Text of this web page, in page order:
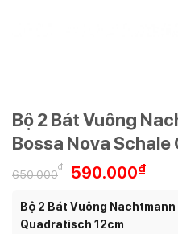
Bộ 2 Bát Vuông
Bossa Nova
650.000
₫
Giá
là:
650.000₫.
590.000₫
tại
Bộ 2 Bát Vuông
Quadratisch 12cm